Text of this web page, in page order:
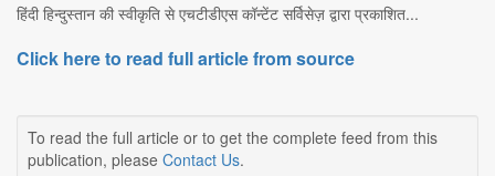
हिंदी हिन्दुस्तान की स्वीकृति से एचटीडीएस कॉन्टेंट सर्विसेज़ द्वारा प्रकाशित...
Click here to read full article from source
To read the full article or to get the complete feed from this
publication, please Contact Us.